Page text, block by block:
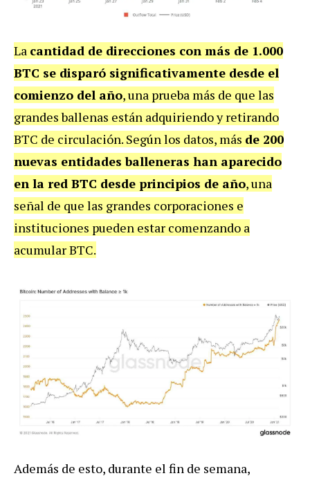
La cantidad de direcciones con más de 1.000
BTC se disparó significativamente desde el
comienzo del año, una prueba más de que las
grandes ballenas están adquiriendo y retirando
BTC de circulación. Según los datos, más de 200
nuevas entidades balleneras han aparecido
en la red BTC desde principios de año, una
señal de que las grandes corporaciones e
instituciones pueden estar comenzando a
acumular BTC.
Además de esto, durante el fin de semana,